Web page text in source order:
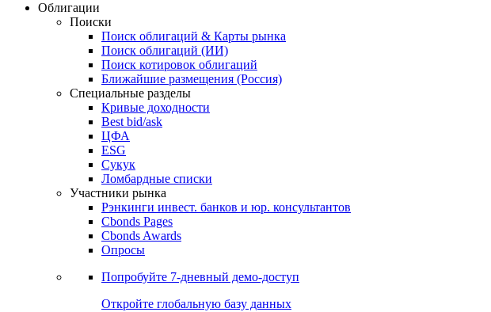
Облигации
Поиски
Поиск облигаций & Карты рынка
Поиск облигаций (ИИ)
Поиск котировок облигаций
Ближайшие размещения (Россия)
Специальные разделы
Кривые доходности
Best bid/ask
ЦФА
ESG
Сукук
Ломбардные списки
Участники рынка
Рэнкинги инвест. банков и юр. консультантов
Cbonds Pages
Cbonds Awards
Опросы
Попробуйте 7-дневный демо-доступ
Откройте глобальную базу данных